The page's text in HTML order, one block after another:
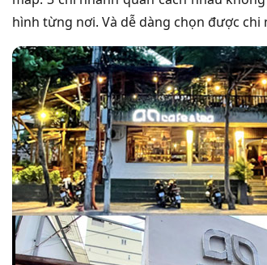
hình từng nơi. Và dễ dàng chọn được